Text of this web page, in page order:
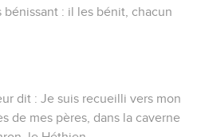
: il les bénit, chacun
dit : Je suis recueilli vers mon
de mes pères, dans la caverne